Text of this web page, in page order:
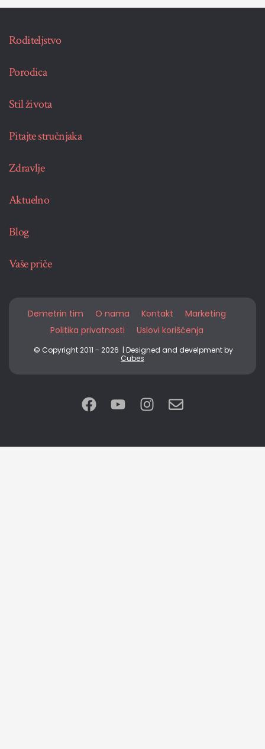
Roditeljstvo
Porodica
Stil života
Pitajte stručnjaka
Zdravlje
Aktuelno
Blog
Vaše priče
Demetrin tim O nama Kontakt
Marketing
Politika privatnosti
Uslovi korišćenja
© Copyright 2011 - 2026 | Designed and develpment by
Cubes